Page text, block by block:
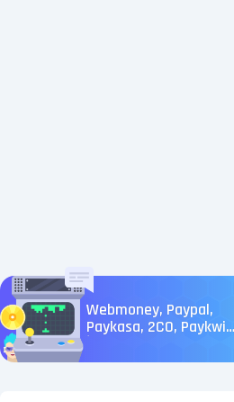
Webmoney, Paypal,
Paykasa, 2CO, Paykwik
İşlemleri